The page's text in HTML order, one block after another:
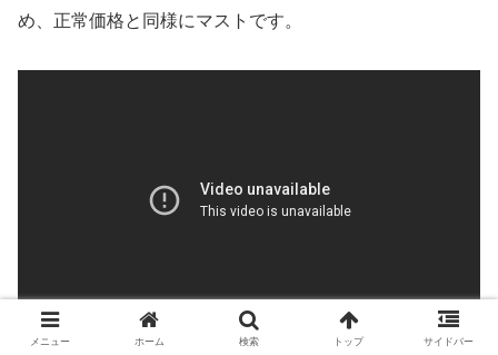
め、正常価格と同様にマストです。
メニュー ホーム 検索 トップ サイドバー